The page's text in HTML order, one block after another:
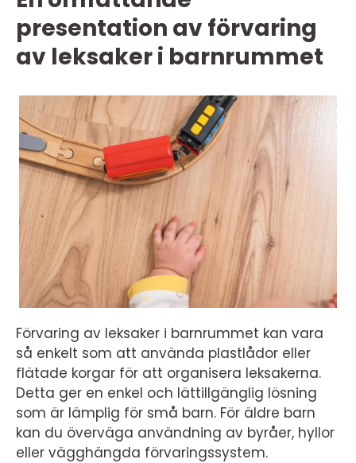
presentation av förvaring
av leksaker i barnrummet
Förvaring av leksaker i barnrummet kan vara
så enkelt som att använda plastlådor eller
flätade korgar för att organisera leksakerna.
Detta ger en enkel och lättillgänglig lösning
som är lämplig för små barn. För äldre barn
kan du överväga användning av byråer, hyllor
eller vägghängda förvaringssystem.